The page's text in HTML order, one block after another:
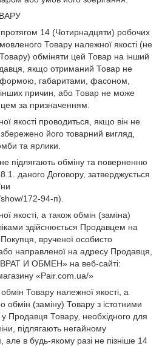
14 (Чотирнадцяти) робочих
Товару належної якості (не
обміняти цей Товар на інший
якщо отриманий Товар не
габаритами, фасоном,
причин, або Товар не може
за призначенням.
якості проводиться, якщо він не
його товарний вигляд,
та ярлики.
підлягають обміну та поверненню
даного Договору, затверджується
172-94-п).
якості, а також обмін (заміна)
здійснюється Продавцем на
Покупця, врученої особисто
направленої на адресу Продавця,
И ОБМЕН» на веб-сайті:
«Pair.com.ua/»
Товару належної якості, а
обмін (заміну) Товару з істотними
у Продавця Товару, необхідного для
підлягають негайному
в будь-якому разі не пізніше 14